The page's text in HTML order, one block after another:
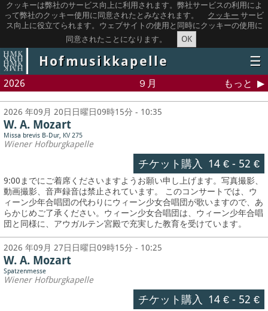
クッキーは弊社のサービス向上に利用されます。弊社サービスの利用によ
って弊社のクッキー使用に同意されたとみなされます。
クッキー サービ
ス向上に役立てられます。ウェブサイトの使用と同時にクッキーの使用に
同意されたことになります。
OK
Hofmusikkapelle ☰
2026 ９月 もっと
2026 年09月 20日日曜日09時15分 - 10:35
W. A. Mozart
Missa brevis B-Dur, KV 275
Wiener Hofburgkapelle
チケット購入 14 €- 52 €
9:00までにご着席くださいますようお願い申し上げます。写真撮影、
動画撮影、音声録音は禁止されています。 このコンサートでは、ウ
ィーン少年合唱団の代わりにウィーン少女合唱団が歌いますので、あ
らかじめご了承ください。ウィーン少女合唱団は、ウィーン少年合唱
団と同様に、アウガルテン宮殿で充実した教育を受けています。
2026 年09月 27日日曜日09時15分 - 10:25
W. A. Mozart
Spatzenmesse
Wiener Hofburgkapelle
チケット購入 14 €- 52 €